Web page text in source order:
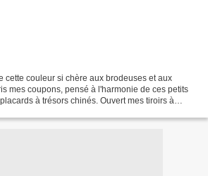
cette couleur si chère aux brodeuses et aux
mes coupons, pensé à l'harmonie de ces petits
à trésors chinés. Ouvert mes tiroirs à